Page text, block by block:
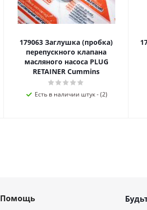
179063 Заглушка (пробка)
перепускного клапана
масляного насоса PLUG
RETAINER Cummins
Есть в наличии штук - (2)
Помощь